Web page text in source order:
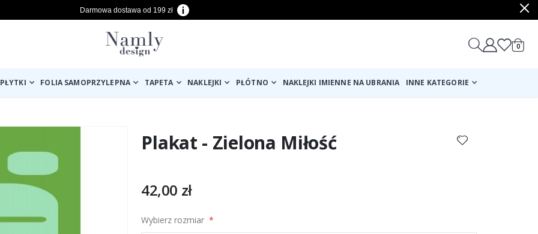
Darmowa dostawa od 199 zł
Cart
0
FOLIA SAMOPRZYLEPNA TAPETA NAKLEJKI PŁÓTNO NAKLEJKI IMIENNE NA UBRANIA INNE KATEGORIE
Plakat - Zielona Miłość
42,00 zł
Wybierz rozmiar